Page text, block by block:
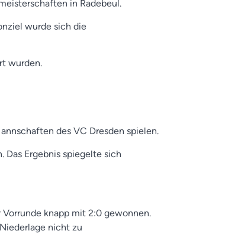
in Radebeul.
wurde sich die
wurden.
des VC Dresden spielen.
Ergebnis spiegelte sich
knapp mit 2:0 gewonnen.
nicht zu